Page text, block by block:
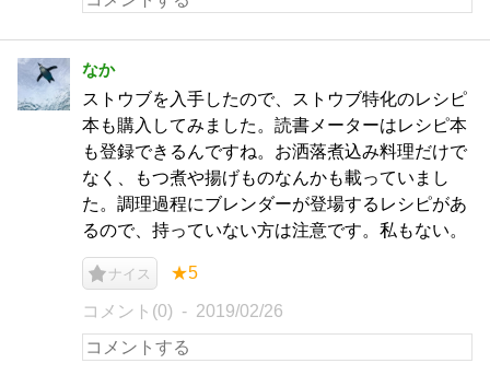
なか
ストウブを入手したので、ストウブ特化のレシピ
本も購入してみました。読書メーターはレシピ本
も登録できるんですね。お洒落煮込み料理だけで
なく、もつ煮や揚げものなんかも載っていまし
た。調理過程にブレンダーが登場するレシピがあ
るので、持っていない方は注意です。私もない。
ナイス ★5
コメント(0) 2019/02/26